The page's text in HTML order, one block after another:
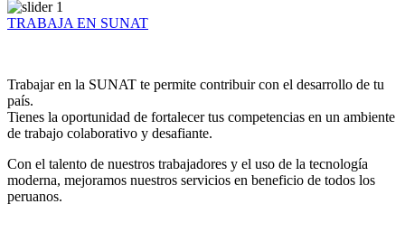
TRABAJA EN SUNAT
Trabajar en la SUNAT te permite contribuir con el desarrollo de tu
país.
Tienes la oportunidad de fortalecer tus competencias en un ambiente
de trabajo colaborativo y desafiante.
Con el talento de nuestros trabajadores y el uso de la tecnología
moderna, mejoramos nuestros servicios en beneficio de todos los
peruanos.